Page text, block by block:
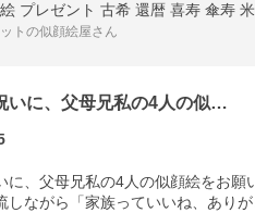
プレゼント 古希 還暦 喜寿 傘寿
トの似顔絵屋さん
いに、父母兄私の4人の似…
に、父母兄私の4人の似顔絵をお願
しながら「家族っていいね、あり